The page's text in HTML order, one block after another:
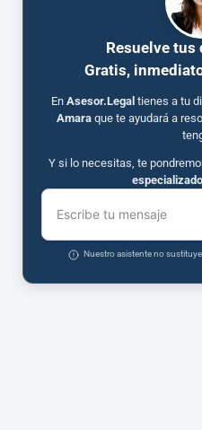
Resuelve tus
Gratis,
En Asesor.Legal tienes a tu
Amaraque te ayudará a
Y si lo necesitas, te
especializado
Escribe tu mensaje
Nuestro asistente no